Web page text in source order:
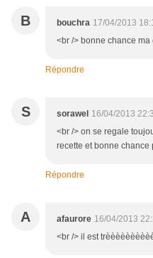
B bouchra 17/04/2013
<br /> bonne chance ma
Répondre
S sorawel 16/04/2013
<br /> on se regale
recette et bonne chance
Répondre
A afaurore 16/04/2013
<br /> il est